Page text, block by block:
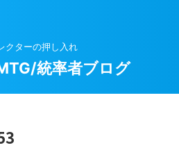
クターの押し入れ
統率者ブログ